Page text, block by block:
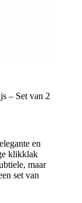
– Set van 2
en
klikklak
maar
set van